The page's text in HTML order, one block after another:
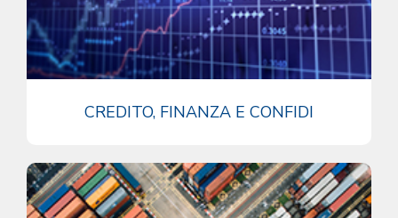
CREDITO, FINANZA E CONFIDI